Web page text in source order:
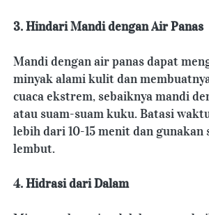
3. Hindari Mandi dengan Air Panas
Mandi dengan air panas dapat
minyak alami kulit dan
cuaca ekstrem, sebaiknya mandi
atau suam-suam kuku. Batasi
lebih dari 10-15 menit dan gunakan
lembut.
4. Hidrasi dari Dalam